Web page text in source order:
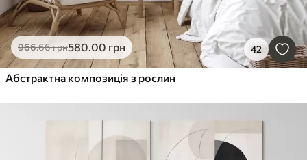
966.66грн580.00 грн 42
Абстрактна композиція з рослин